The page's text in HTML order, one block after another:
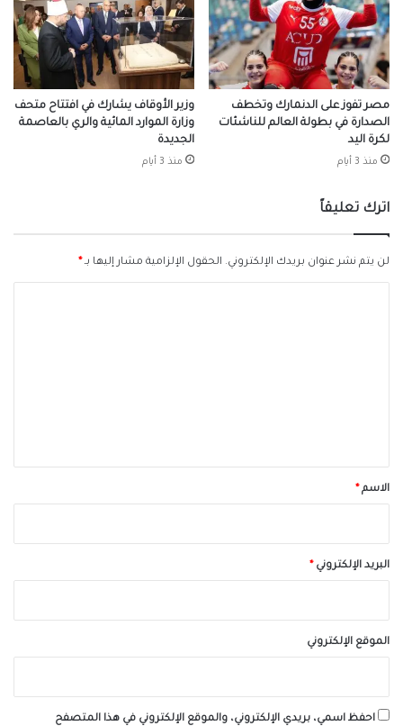
مصر تفوز على الدنمارك وتخطف
الصدارة في بطولة العالم للناشئات
لكرة اليد
منذ 3 أيام
وزير الأوقاف يشارك في افتتاح متحف
وزارة الموارد المائية والري بالعاصمة
الجديدة
منذ 3 أيام
اترك تعليقاً
لن يتم نشر عنوان بريدك الإلكتروني. الحقول الإلزامية مشار إليها بـ*
*الاسم*
البريد الإلكتروني*
الموقع الإلكتروني
احفظ اسمي، بريدي الإلكتروني، والموقع الإلكتروني في هذا المتصفح